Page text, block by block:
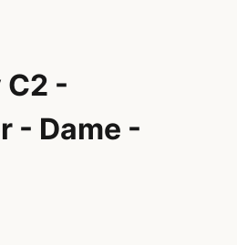
-
- Dame -